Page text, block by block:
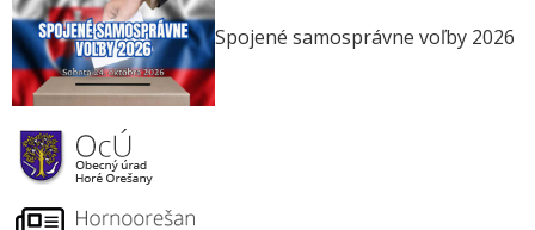
Spojené samosprávne voľby 2026